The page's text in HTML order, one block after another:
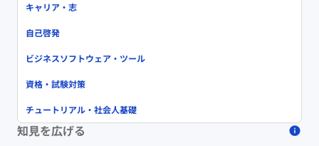
キャリア・志
自己啓発
ビジネスソフトウェア・ツール
資格・試験対策
チュートリアル・社会人基礎
知見を広げる